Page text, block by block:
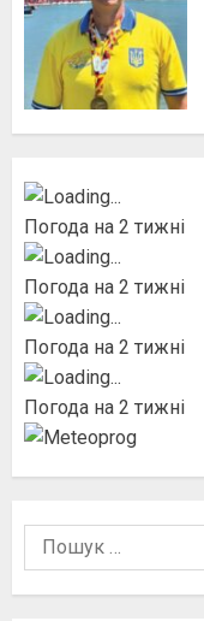
Погода на 2 тижні
Погода на 2 тижні
Погода на 2 тижні
Погода на 2 тижні
Пошук: